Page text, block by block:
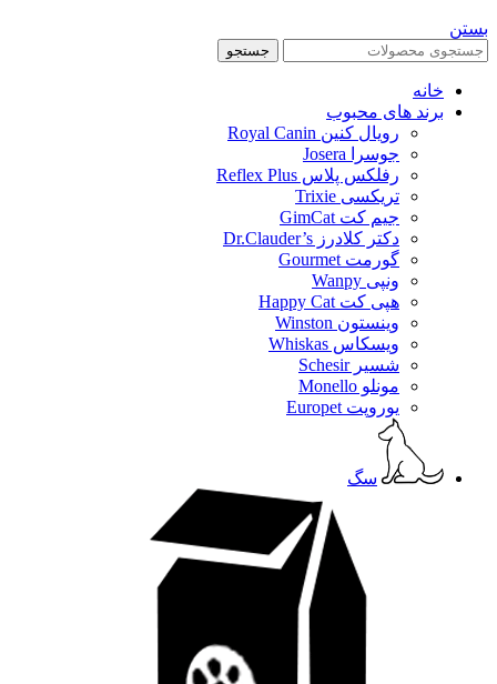
بستن
جستجو
خانه
برند های محبوب
رویال کنین Royal Canin
جوسرا Josera
رفلکس پلاس Reflex Plus
تریکسی Trixie
جیم کت GimCat
دکتر کلادرز Dr.Clauder’s
گورمت Gourmet
ونپی Wanpy
هپی کت Happy Cat
وینستون Winston
ویسکاس Whiskas
شسیر Schesir
مونلو Monello
یوروپت Europet
سگ